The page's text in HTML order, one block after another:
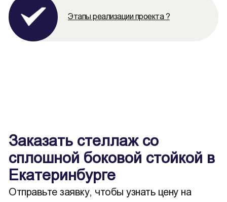
Этапы реализации проекта ?
Заказать стеллаж со
сплошной боковой стойкой в
Екатеринбурге
Отправьте заявку, чтобы узнать цену на